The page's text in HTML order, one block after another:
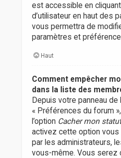
est accessible en
d’utilisateur en haut des
vous permettra de
paramètres et
Haut
Comment empêcher
dans la liste des
Depuis votre panneau de
« Préférences du forum
l’option Cacher mon
activez cette option
par les administrateurs,
vous-même. Vous serez